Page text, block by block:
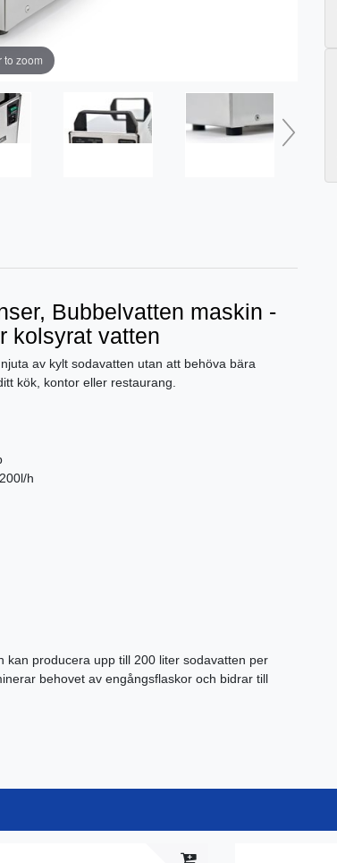
to zoom
Bubbelvatten maskin -
kolsyrat vatten
av kylt sodavatten utan att behöva bära
kök, kontor eller restaurang.
h
kan producera upp till 200 liter sodavatten per
behovet av engångsflaskor och bidrar till